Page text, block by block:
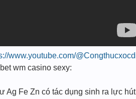
www.youtube.com/
wm casino sexy:
Fe Zn có tác dụng sinh ra lực